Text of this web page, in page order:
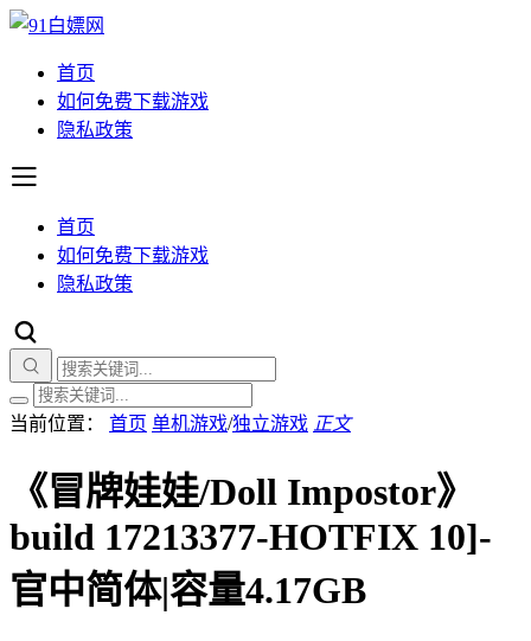
首页
如何免费下载游戏
隐私政策
首页
如何免费下载游戏
隐私政策
当前位置： 首页 单机游戏/独立游戏 正文
《冒牌娃娃/Doll Impostor》
build 17213377-HOTFIX 10]-
官中简体|容量4.17GB